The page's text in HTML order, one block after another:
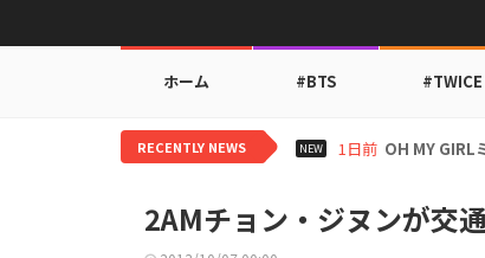
ホーム #BTS #TWICE
RECENTLY NEWS NEW 1日前 BTS V、ワー
2AMチョン・ジヌンが交